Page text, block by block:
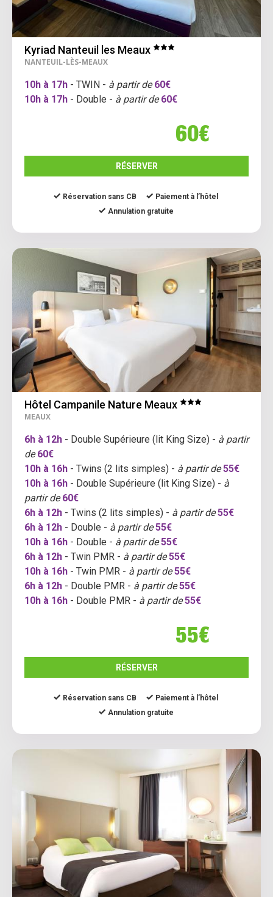
Kyriad Nanteuil les Meaux
NANTEUIL-LÈS-MEAUX
10h à 17h - TWIN - à partir de 60€
10h à 17h - Double - à partir de 60€
60€
RÉSERVER
Réservation sans CB
Paiement à l’hôtel
Annulation gratuite
Hôtel Campanile Nature Meaux
MEAUX
6h à 12h - Double Supérieure (lit King Size) - à partir
de 60€
10h à 16h - Twins (2 lits simples) - à partir de 55€
10h à 16h - Double Supérieure (lit King Size) - à
partir de 60€
6h à 12h - Twins (2 lits simples) - à partir de 55€
6h à 12h - Double - à partir de 55€
10h à 16h - Double - à partir de 55€
6h à 12h - Twin PMR - à partir de 55€
10h à 16h - Twin PMR - à partir de 55€
6h à 12h - Double PMR - à partir de 55€
10h à 16h - Double PMR - à partir de 55€
55€
RÉSERVER
Réservation sans CB
Paiement à l’hôtel
Annulation gratuite